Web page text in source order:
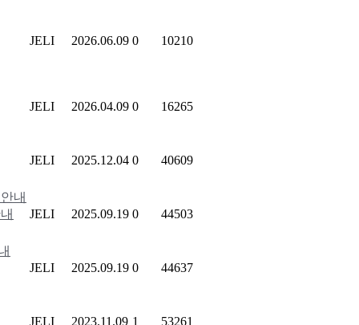
JELI 2026.06.09 0 10210
JELI 2026.04.09 0 16265
JELI 2025.12.04 0 40609
JELI 2025.09.19 0 44503
JELI 2025.09.19 0 44637
JELI 2023.11.09 1 53261